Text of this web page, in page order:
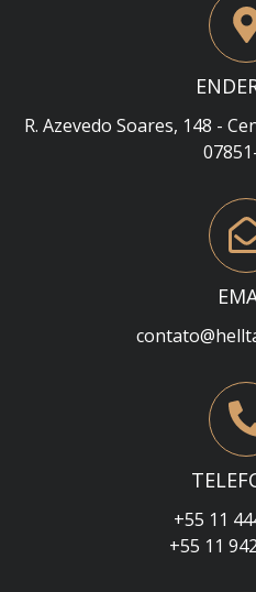
R. Azevedo Soares, 148 -
+55 11
+55 11